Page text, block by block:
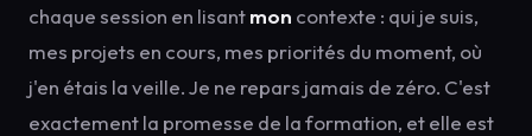
chaque session en lisantmon contexte : qui je suis,
mes projets en cours, mes priorités du moment, où
j'en étais la veille. Je ne repars jamais de zéro. C'est
exactement la promesse de la formation, et elle est